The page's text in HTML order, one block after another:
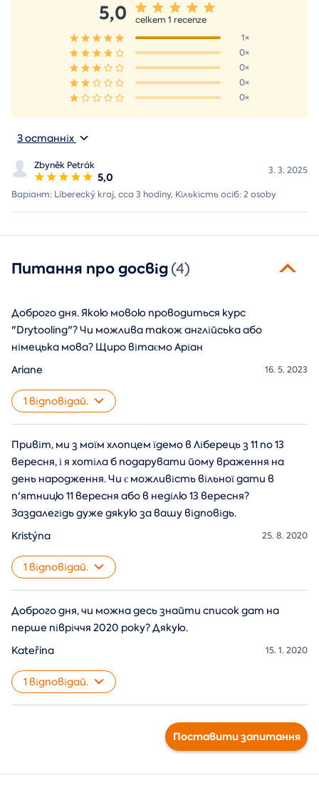
5,0
celkem 1 recenze
1×
0×
0×
0×
0×
З останніх
Zbyněk Petrák
5,0 3. 3. 2025
Варіант: Liberecký kraj, cca 3 hodiny, Кількість осіб: 2 osoby
Питання про досвід(4)
Доброго дня. Якою мовою проводиться курс
"Drytooling"? Чи можлива також англійська або
німецька мова? Щиро вітаємо Аріан
16. 5. 2023
Ariane
1 відповідай.
Привіт, ми з моїм хлопцем їдемо в Ліберець з 11 по 13
вересня, і я хотіла б подарувати йому враження на
день народження. Чи є можливість вільної дати в
п'ятницю 11 вересня або в неділю 13 вересня?
Заздалегідь дуже дякую за вашу відповідь.
25. 8. 2020
Kristýna
1 відповідай.
Доброго дня, чи можна десь знайти список дат на
перше півріччя 2020 року? Дякую.
15. 1. 2020
Kateřina
1 відповідай.
Поставити запитання